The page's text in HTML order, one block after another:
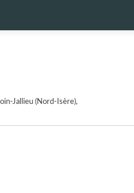
Jallieu (Nord-Isère),